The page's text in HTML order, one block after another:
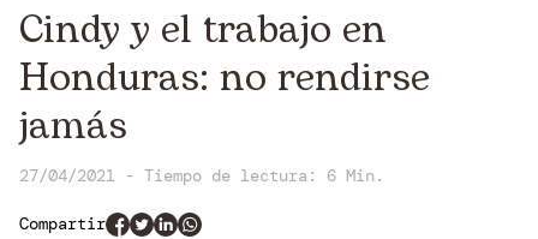
Cindy y el trabajo en
Honduras: no rendirse
jamás
27/04/2021 - Tiempo de lectura: 6 Min.
Compartir